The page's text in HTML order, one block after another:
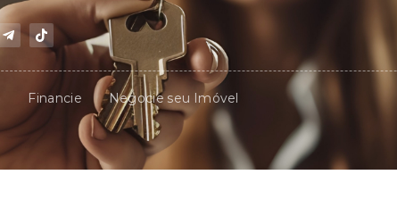
Financie Negocie seu Imóvel